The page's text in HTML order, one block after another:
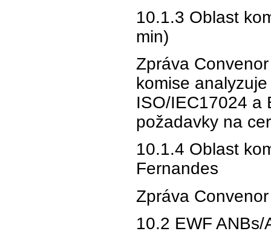
10.1.3 Oblast
min)
Zpráva
komise
ISO/IEC17024 a
požadavky na
10.1.4 Oblast
Fernandes
Zpráva
10.2 EWF